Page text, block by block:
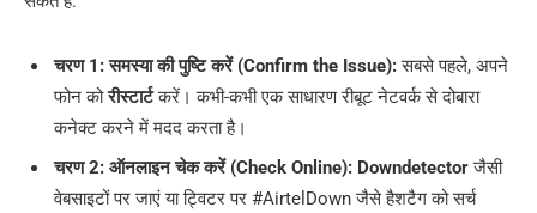
चरण 1: समस्या की पुष्टि करें (Confirm the Issue):सबसे पहले, अपने
फोन कोरीस्टार्टकरें। कभी-कभी एक साधारण रीबूट नेटवर्क से दोबारा
कनेक्ट करने में मदद करता है।
चरण 2: ऑनलाइन चेक करें (Check Online): Downdetectorजैसी
वेबसाइटों पर जाएं या ट्विटर पर #AirtelDown जैसे हैशटैग को सर्च